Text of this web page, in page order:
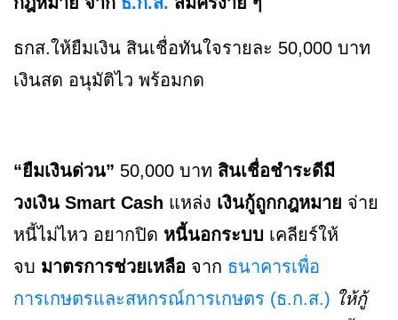
ธกส.ให้ยืมเงิน สินเชื่อทันใจรายละ 50,000 บาท
เงินสด อนุมัติไว พร้อมกด
“ยืมเงินด่วน” 50,000 บาท สินเชื่อชำระดีมี
วงเงิน Smart Cash แหล่ง เงินกู้ถูกกฎหมาย จ่าย
หนี้ไม่ไหว อยากปิด หนี้นอกระบบ เคลียร์ให้
จบ มาตรการช่วยเหลือ จาก ธนาคารเพื่อ
การเกษตรและสหกรณ์การเกษตร (ธ.ก.ส.) ให้กู้